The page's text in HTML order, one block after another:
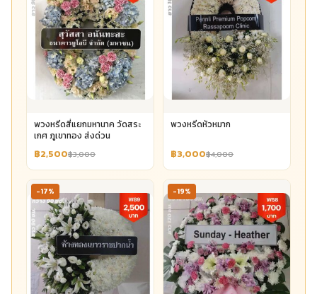
พวงหรีดสี่แยกมหานาค วัดสระ
เกศ ภูเขาทอง ส่งด่วน
฿2,500฿3,000
พวงหรีดหัวหมาก
฿3,000฿4,000
-17% -19%